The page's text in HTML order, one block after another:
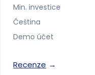
Min. investice
Čeština
Demo účet
Recenze